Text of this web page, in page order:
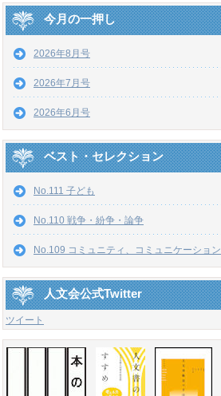
今月の一押し
2026年8月号
2026年7月号
2026年6月号
ベスト・セレクション
No.111 子ども
No.110 戦争・紛争・論争
No.109 コミュニティ、コミュニケーション
人文会公式Twitter
ツイート